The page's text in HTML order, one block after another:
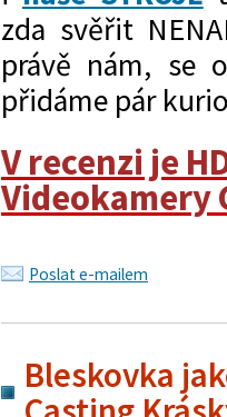
zda svěřit
právě nám, se
přidáme pár
V recenzi je
Videokamery
Poslat e-mailem
Bleskovka